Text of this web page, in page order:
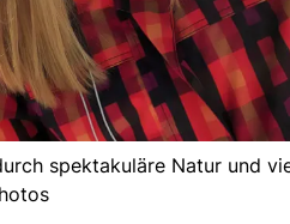
spektakuläre Natur und